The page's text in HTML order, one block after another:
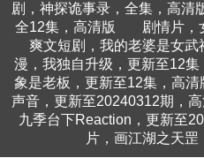
剧，神探诡事录，全集，高清
全12集，高清版
剧情片，
爽文短剧，我的老婆是女武
漫，我独自升级，更新至12集
象是老板，更新至12集，高清
声音，更新至20240312期，高
九季台下Reaction，更新至
片，画江湖之天罡